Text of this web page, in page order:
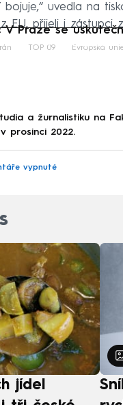
uvedla na
EU, přijeli i zástupci
V Praze se
Failed to
Írán TOP 09 Evropská
a žurnalistiku na
prosinci 2022.
vypnuté
jídel